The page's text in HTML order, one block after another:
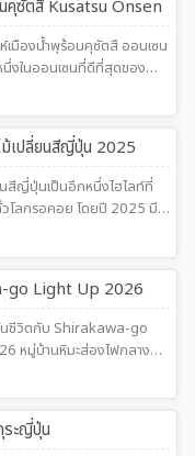
บการเดินเล่น ถ่ายรูป และซื้อ
ดไม่เหมือนใคร
คุซัตสึ Kusatsu Onsen
เมืองน้ำพุร้อนคุซัตสึ ออนเซน
งในออนเซนที่ดีที่สุดของ
แลนด์มาร์กสุดคลาสสิก และ
อันเป็นเอกลักษณ์ พร้อม
จ้งท่ามกลางธรรมชาติสี่ฤดู
เปลี่ยนสีญี่ปุ่น 2025
นสีญี่ปุ่นเป็นอีกหนึ่งไฮไลท์ที่
โลกรอคอย โดยปี 2025 มี
Leaves) จะเริ่มตั้งแต่ ปลาย
ต้นเดือนธันวาคม ไล่ตามภูมิ
กโด โตเกียว เกียวโต คิวชู
go Light Up 2026
นชีวิตกับ Shirakawa-go
หมู่บ้านหิมะส่องไฟกลางคืน
ามพลาด”เทศกาล
Light-Up 2026 เปิดไฟหมู่
ท่ามกลางหิมะ บ้านมรดกโลก
ะญี่ปุ่น